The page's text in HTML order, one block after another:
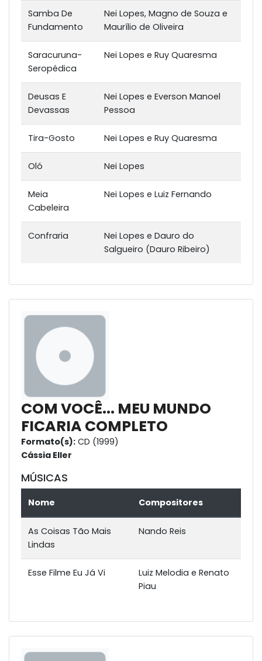
Samba De
Fundamento
Nei Lopes, Magno de Souza e
Maurílio de Oliveira
Saracuruna-
Seropédica
Nei Lopes e Ruy Quaresma
Deusas E
Devassas
Nei Lopes e Everson Manoel
Pessoa
Tira-Gosto Nei Lopes e Ruy Quaresma
Oló Nei Lopes
Meia
Cabeleira
Nei Lopes e Luiz Fernando
Confraria
Nei Lopes e Dauro do
Salgueiro (Dauro Ribeiro)
COM VOCÊ... MEU MUNDO
FICARIA COMPLETO
Formato(s): CD (1999)
Cássia Eller
MÚSICAS
Nome Compositores
As Coisas Tão Mais
Lindas
Nando Reis
Esse Filme Eu Já Vi
Luiz Melodia e Renato
Piau